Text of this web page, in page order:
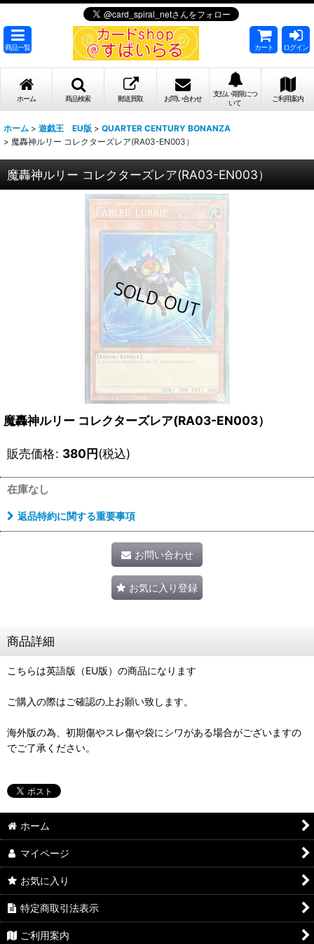
商品一覧 カート ログイン
ホーム 商品検索 郵送買取 お問い合わせ
支払い期限につ
いて
ご利用案内
ホーム > 遊戯王 EU版 > QUARTER CENTURY BONANZA
> 魔轟神ルリー コレクターズレア(RA03-EN003）
魔轟神ルリー コレクターズレア(RA03-EN003）
魔轟神ルリー コレクターズレア(RA03-EN003）
販売価格: 380円(税込)
在庫なし
返品特約に関する重要事項
お問い合わせ
お気に入り登録
商品詳細
こちらは英語版（EU版）の商品になります
ご購入の際はご確認の上お願い致します。
海外版の為、初期傷やスレ傷や袋にシワがある場合がございますの
でご了承ください。
ホーム
マイページ
お気に入り
特定商取引法表示
ご利用案内